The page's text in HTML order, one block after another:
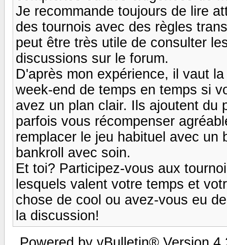
Je recommande toujours de lire
des tournois avec des règles
peut être très utile de consulter
discussions sur le forum.
D'après mon expérience, il vaut
week-end de temps en temps si
avez un plan clair. Ils ajoutent du
parfois vous récompenser
remplacer le jeu habituel avec
bankroll avec soin.
Et toi? Participez-vous aux
lesquels valent votre temps et
chose de cool ou avez-vous eu
la discussion!